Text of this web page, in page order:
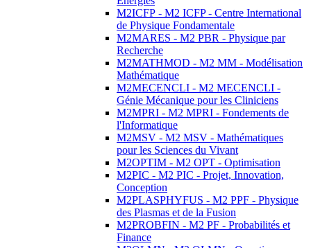
M2ICFP - M2 ICFP - Centre International
de Physique Fondamentale
M2MARES - M2 PBR - Physique par
Recherche
M2MATHMOD - M2 MM - Modélisation
Mathématique
M2MECENCLI - M2 MECENCLI -
Génie Mécanique pour les Cliniciens
M2MPRI - M2 MPRI - Fondements de
l'Informatique
M2MSV - M2 MSV - Mathématiques
pour les Sciences du Vivant
M2OPTIM - M2 OPT - Optimisation
M2PIC - M2 PIC - Projet, Innovation,
Conception
M2PLASPHYFUS - M2 PPF - Physique
des Plasmas et de la Fusion
M2PROBFIN - M2 PF - Probabilités et
Finance